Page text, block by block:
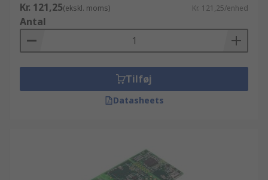
Kr. 121,25(ekskl. moms) Kr. 121,25/enhed
Antal
Tilføj
Datasheets